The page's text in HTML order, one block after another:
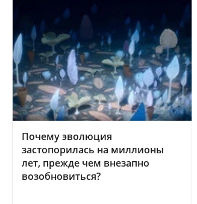
Почему эволюция
застопорилась на миллионы
лет, прежде чем внезапно
возобновиться?